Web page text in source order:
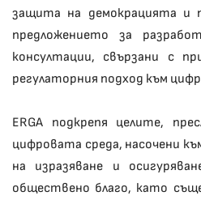
защита на демокрацията и
предложението за
консултации, свързани с
регулаторния подход към
ERGA подкрепя целите,
цифровата среда, насочени
на изразяване и
обществено благо, като